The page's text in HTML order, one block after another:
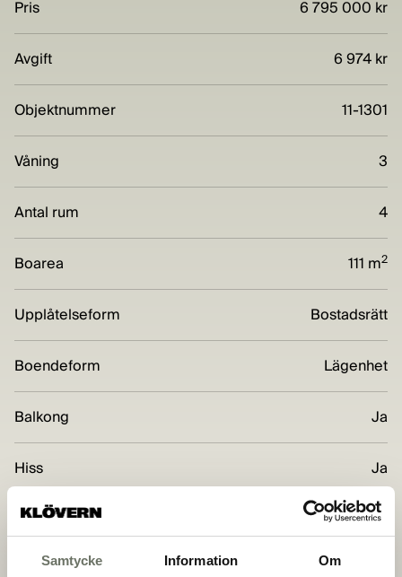
Samtycke Information Om
Pris 6 795 000 kr
Avgift 6 974 kr
Objektnummer 11-1301
Våning 3
Antal rum 4
Boarea 111 m2
Upplåtelseform Bostadsrätt
Boendeform Lägenhet
Balkong Ja
Hiss Ja
Förråd Ja
Miljömärkning BREEAM-SE Excellent